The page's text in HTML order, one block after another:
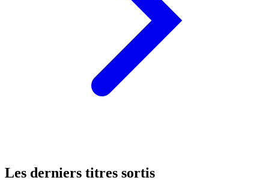
Les derniers titres sortis